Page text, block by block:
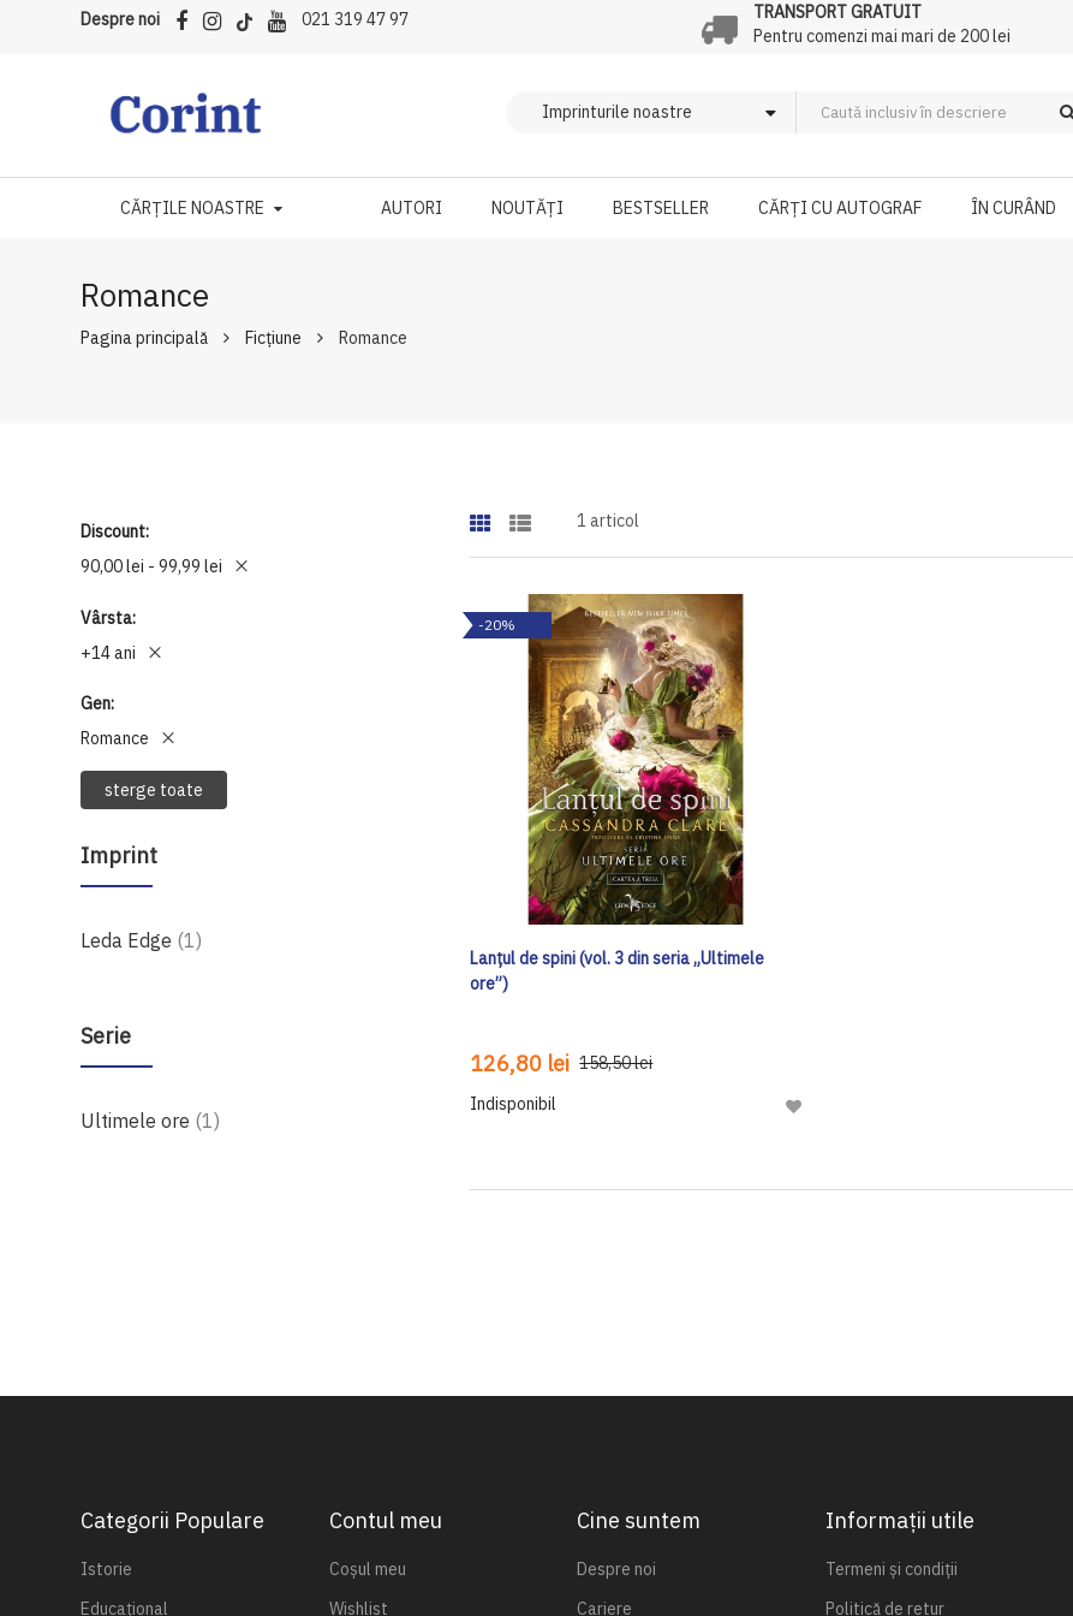
Despre noi 021 319 47 97
TRANSPORT GRATUIT
Pentru comenzi mai mari de 200 lei
CĂRȚILE NOASTRE AUTORI NOUTĂȚI BESTSELLER CĂRȚI CU AUTOGRAF ÎN CURÂND
Romance
Pagina principală Ficțiune Romance
Discount
90,00 lei - 99,99 lei
Vârsta
+14 ani
Gen
Romance
sterge toate
Imprint
Leda Edge 1produs
Serie
Ultimele ore 1produs
1 articol
-20%
Lanțul de spini (vol. 3 din seria „Ultimele
ore”)
126,80 lei 158,50 lei
Indisponibil
Adaugă
de
Categorii Populare
Istorie
Educațional
Contul meu
Coșul meu
Wishlist
Cine suntem
Despre noi
Cariere
Informații utile
Termeni și condiții
Politică de retur